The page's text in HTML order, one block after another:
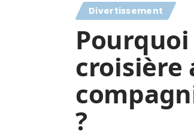
Divertissement
croisière
?